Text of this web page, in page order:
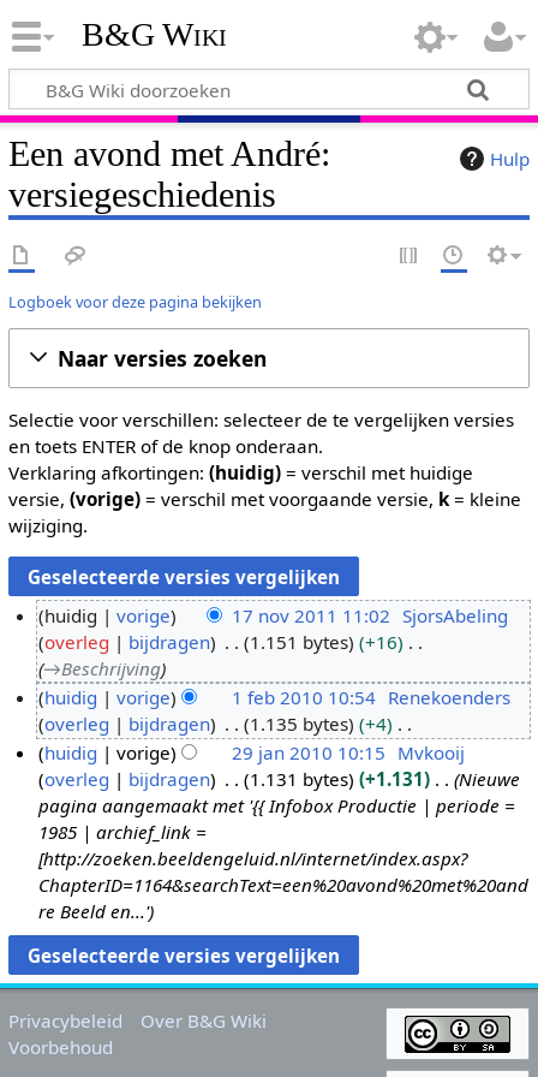
B&G Wiki
Hulp
Een avond met André:
versiegeschiedenis
Logboek voor deze pagina bekijken
Naar versies zoeken
Selectie voor verschillen: selecteer de te vergelijken versies
en toets ENTER of de knop onderaan.
Verklaring afkortingen: (huidig)= verschil met huidige
versie, (vorige)= verschil met voorgaande versie, k= kleine
wijziging.
n
v
huidig vorige 17 nov 2011 11:02 SjorsAbeling
overleg
bijdragen 1.151 bytes
+16
→Beschrijving
huidig vorige 1 feb 2010 10:54 Renekoenders
overleg
bijdragen 1.135 bytes
+4
G
e
e
n
b
e
w
e
r
k
i
n
1
huidig vorige 29 jan 2010 10:15 Mvkooij
overleg
bijdragen 1.131 bytes +1.131
Nieuwe
pagina aangemaakt met '{{ Infobox Productie | periode =
1985 | archief_link =
[http://zoeken.beeldengeluid.nl/internet/index.aspx?
ChapterID=1164&searchText=een%20avond%20met%20and
re Beeld en...'
Privacybeleid
Over B&G Wiki
Voorbehoud